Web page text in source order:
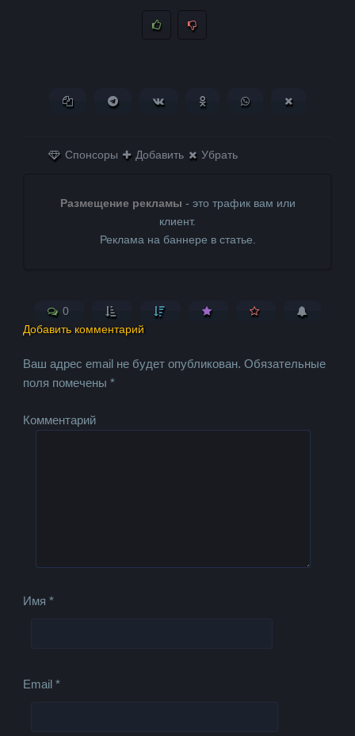
Копировать ссылкуПоделиться в Telegram
Поделиться ВКонтактеПоделиться в
Поделиться в
Спонсоры Добавить Убрать
Размещение рекламы - это трафик вам или
клиент.
Реклама на баннере в статье.
0
Добавить комментарий
Ваш адрес email не будет опубликован. Обязательные
поля помечены*
Комментарий
Имя*
Email*